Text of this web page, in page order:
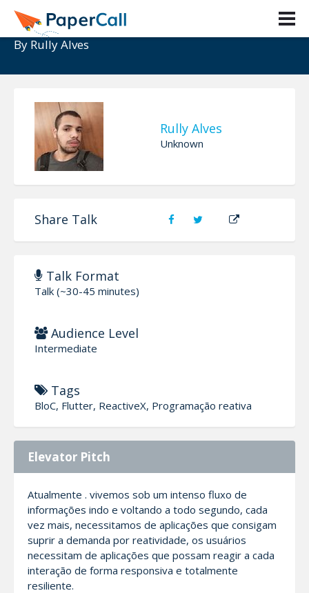
Programação reativa com Bloc
By Rully Alves
Rully Alves
Unknown
Share Talk
Talk Format
Talk (~30-45 minutes)
Audience Level
Intermediate
Tags
BloC, Flutter, ReactiveX, Programação reativa
Elevator Pitch
Atualmente . vivemos sob um intenso fluxo de
informações indo e voltando a todo segundo, cada
vez mais, necessitamos de aplicações que consigam
suprir a demanda por reatividade, os usuários
necessitam de aplicações que possam reagir a cada
interação de forma responsiva e totalmente
resiliente.